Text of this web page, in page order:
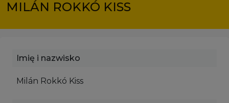
MILÁN ROKKÓ KISS
Imię i nazwisko
Milán Rokkó Kiss